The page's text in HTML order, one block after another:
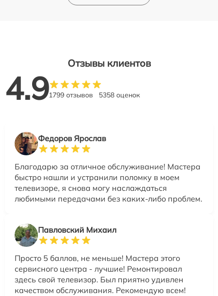
Отзывы клиентов
4.91799 отзывов 5358 оценок
Федоров Ярослав
Благодарю за отличное обслуживание! Мастера
быстро нашли и устранили поломку в моем
телевизоре, я снова могу наслаждаться
любимыми передачами без каких-либо проблем.
Павловский Михаил
Просто 5 баллов, не меньше! Мастера этого
сервисного центра - лучшие! Ремонтировал
здесь свой телевизор. Был приятно удивлен
качеством обслуживания. Рекомендую всем!